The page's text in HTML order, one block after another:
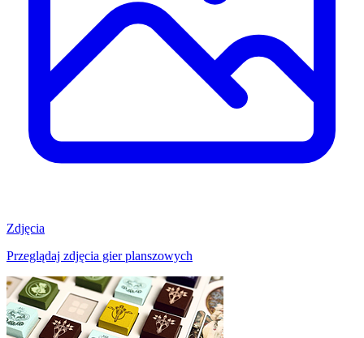
Zdjęcia
Przeglądaj zdjęcia gier planszowych